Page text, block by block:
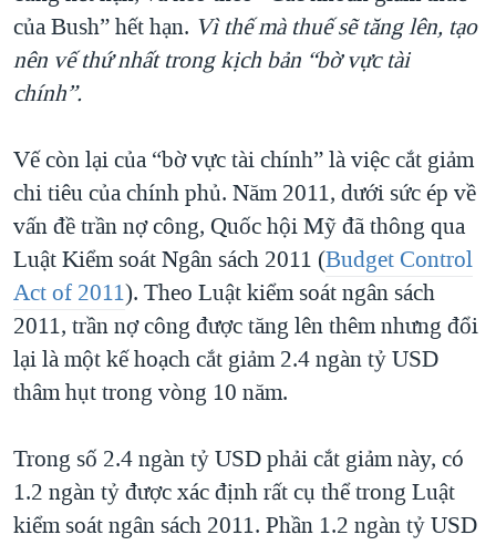
của Bush” hết hạn. Vì thế mà thuế sẽ tăng lên, tạo
nên vế thứ nhất trong kịch bản “bờ vực tài
chính”.
Vế còn lại của “bờ vực tài chính” là việc cắt giảm
chi tiêu của chính phủ. Năm 2011, dưới sức ép về
vấn đề trần nợ công, Quốc hội Mỹ đã thông qua
Luật Kiểm soát Ngân sách 2011 (Budget Control
Act of 2011). Theo Luật kiểm soát ngân sách
2011, trần nợ công được tăng lên thêm nhưng đổi
lại là một kế hoạch cắt giảm 2.4 ngàn tỷ USD
thâm hụt trong vòng 10 năm.
Trong số 2.4 ngàn tỷ USD phải cắt giảm này, có
1.2 ngàn tỷ được xác định rất cụ thể trong Luật
kiểm soát ngân sách 2011. Phần 1.2 ngàn tỷ USD